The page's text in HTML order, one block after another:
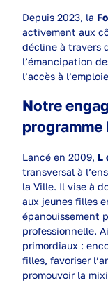
Depuis 2023, la
activement aux
décline à travers
l’émancipation
l’accès à
Notre
Lancé en 2009, L
transversal à
la Ville. Il vise à
aux jeunes filles
épanouissement
professionnelle.
primordiaux :
filles, favoriser
promouvoir la